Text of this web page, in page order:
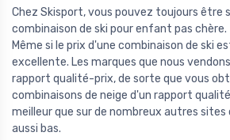
Chez Skisport, vous pouvez toujours être
combinaison de ski pour enfant pas chère.
Même si le prix d'une combinaison de ski
excellente. Les marques que nous
rapport qualité-prix, de sorte que vous
combinaisons de neige d'un rapport
meilleur que sur de nombreux autres
aussi bas.